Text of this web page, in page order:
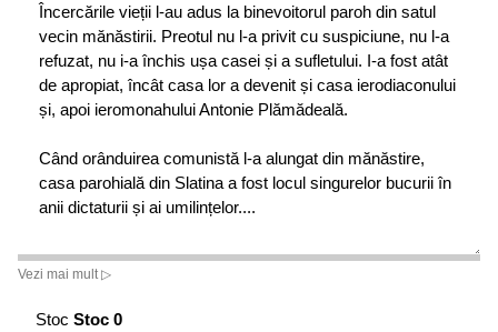
Încercările vieții l-au adus la binevoitorul paroh din satul
vecin mănăstirii. Preotul nu l-a privit cu suspiciune, nu l-a
refuzat, nu i-a închis ușa casei și a sufletului. I-a fost atât
de apropiat, încât casa lor a devenit și casa ierodiaconului
și, apoi ieromonahului Antonie Plămădeală.
Când orânduirea comunistă l-a alungat din mănăstire,
casa parohială din Slatina a fost locul singurelor bucurii în
anii dictaturii și ai umilințelor....
Vezi mai mult ▷
Stoc Stoc 0